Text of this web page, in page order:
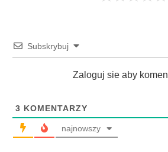
Subskrybuj
Zaloguj sie aby
3 KOMENTARZY
najnowszy